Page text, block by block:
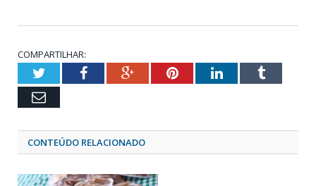
COMPARTILHAR:
TwitterFacebookGoogle+PinterestLinkedInTumblr
Email
CONTEÚDO RELACIONADO